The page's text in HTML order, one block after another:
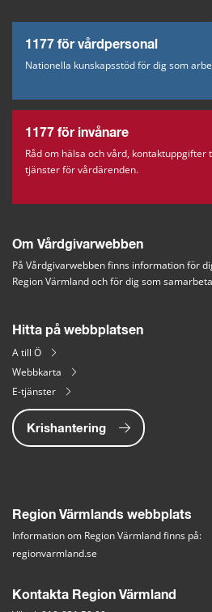
1177 för vårdpersonal
Nationella kunskapsstöd för dig som
1177 för invånare
Råd om hälsa och vård,
tjänster för vårdärenden.
Om Vårdgivarwebben
På Vårdgivarwebben finns information för
Region Värmland och för dig som
Hitta på webbplatsen
A till Ö
Webbkarta
E-tjänster
Krishantering
Region Värmlands webbplats
Information om Region Värmland finns på:
regionvarmland.se
Kontakta Region Värmland